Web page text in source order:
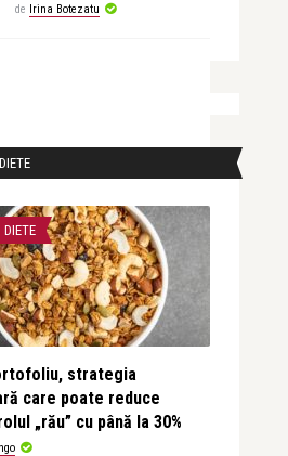
de Irina Botezatu
DIETE
strategia
care poate reduce
„rău” cu până la 30%